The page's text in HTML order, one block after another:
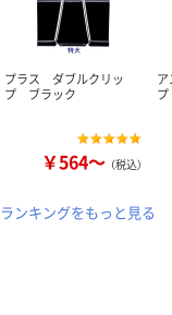
プラス ダブルクリッ
プ ブラック
￥564～ （税込）
ランキングをもっと見る